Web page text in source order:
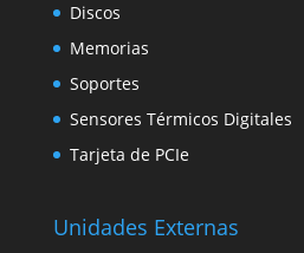
Discos
Memorias
Soportes
Sensores Térmicos Digitales
Tarjeta de PCIe
Unidades Externas